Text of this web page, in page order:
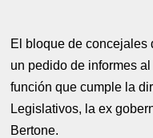
El bloque de concejales
un pedido de informes
función que cumple la
Legislativos, la ex
Bertone.